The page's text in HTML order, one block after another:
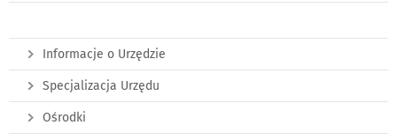
Informacje o Urzędzie
Specjalizacja Urzędu
Ośrodki